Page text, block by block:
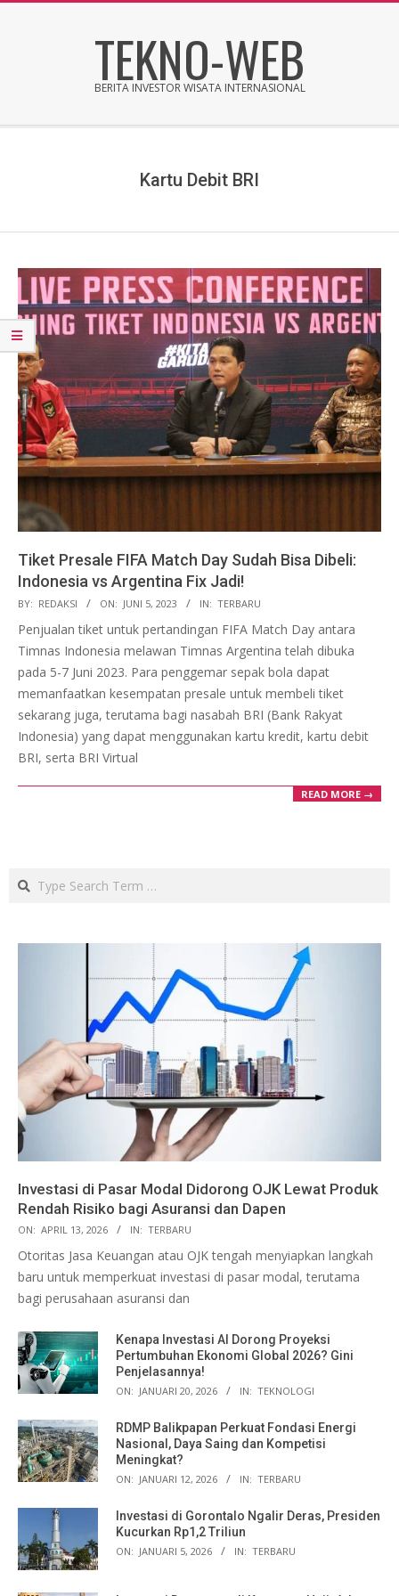
TEKNO-WEB
BERITA INVESTOR WISATA INTERNASIONAL
Kartu Debit BRI
Tiket Presale FIFA Match Day Sudah Bisa Dibeli:
Indonesia vs Argentina Fix Jadi!
2023-
06-
05
BY: REDAKSI ON: JUNI 5, 2023 IN: TERBARU
Penjualan tiket untuk pertandingan FIFA Match Day antara
Timnas Indonesia melawan Timnas Argentina telah dibuka
pada 5-7 Juni 2023. Para penggemar sepak bola dapat
memanfaatkan kesempatan presale untuk membeli tiket
sekarang juga, terutama bagi nasabah BRI (Bank Rakyat
Indonesia) yang dapat menggunakan kartu kredit, kartu debit
BRI, serta BRI Virtual
READ MORE →
Search
Investasi di Pasar Modal Didorong OJK Lewat Produk
Rendah Risiko bagi Asuransi dan Dapen
ON: APRIL 13, 2026 IN: TERBARU
Otoritas Jasa Keuangan atau OJK tengah menyiapkan langkah
baru untuk memperkuat investasi di pasar modal, terutama
bagi perusahaan asuransi dan
Kenapa Investasi AI Dorong Proyeksi
Pertumbuhan Ekonomi Global 2026? Gini
Penjelasannya!
ON: JANUARI 20, 2026 IN: TEKNOLOGI
RDMP Balikpapan Perkuat Fondasi Energi
Nasional, Daya Saing dan Kompetisi
Meningkat?
ON: JANUARI 12, 2026 IN: TERBARU
Investasi di Gorontalo Ngalir Deras, Presiden
Kucurkan Rp1,2 Triliun
ON: JANUARI 5, 2026 IN: TERBARU